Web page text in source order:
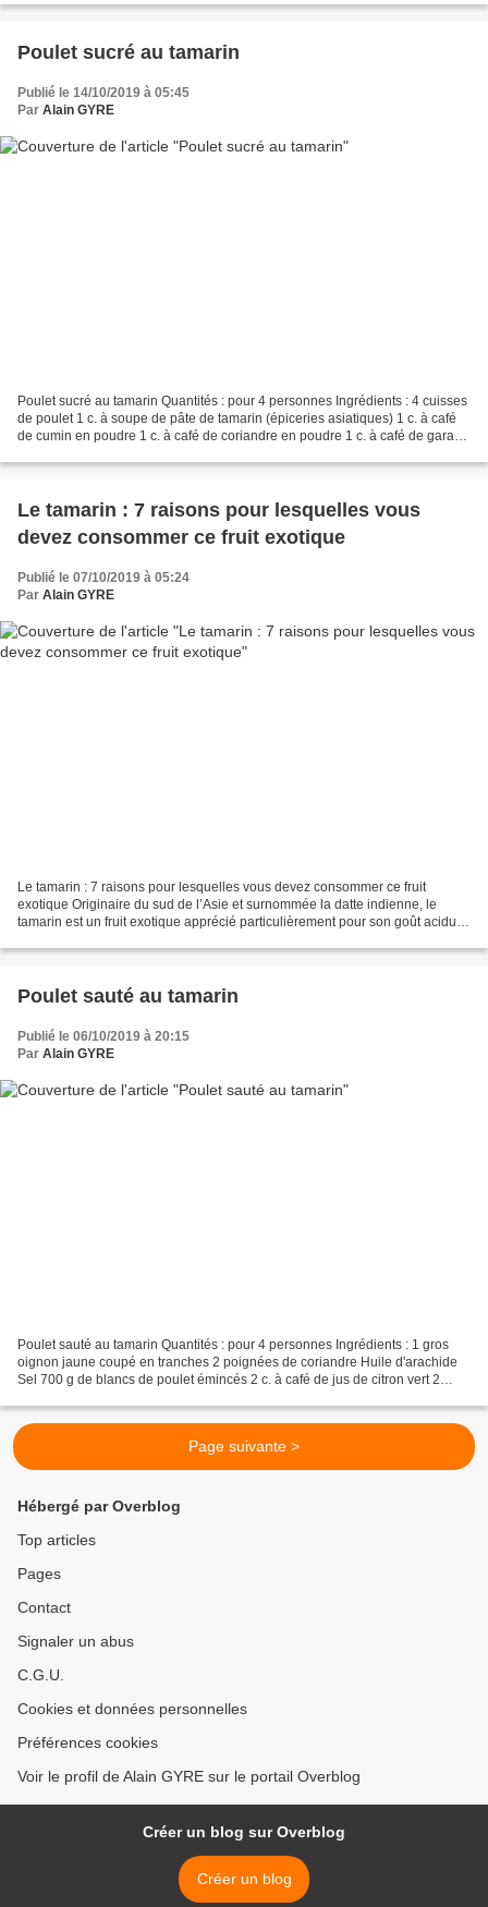
Poulet sucré au tamarin
Publié le 14/10/2019 à 05:45
Par Alain GYRE
Poulet sucré au tamarin Quantités : pour 4 personnes Ingrédients : 4 cuisses
de poulet 1 c. à soupe de pâte de tamarin (épiceries asiatiques) 1 c. à café
de cumin en poudre 1 c. à café de coriandre en poudre 1 c. à café de garam
Le tamarin : 7 raisons pour lesquelles vous
devez consommer ce fruit exotique
Publié le 07/10/2019 à 05:24
Par Alain GYRE
Le tamarin : 7 raisons pour lesquelles vous devez consommer ce fruit
exotique Originaire du sud de l’Asie et surnommée la datte indienne, le
tamarin est un fruit exotique apprécié particulièrement pour son goût acidulé.
Poulet sauté au tamarin
Publié le 06/10/2019 à 20:15
Par Alain GYRE
Poulet sauté au tamarin Quantités : pour 4 personnes Ingrédients : 1 gros
oignon jaune coupé en tranches 2 poignées de coriandre Huile d'arachide
Sel 700 g de blancs de poulet émincés 2 c. à café de jus de citron vert 2
Page suivante >
Hébergé par Overblog
Top articles
Pages
Contact
Signaler un abus
C.G.U.
Cookies et données personnelles
Préférences cookies
Voir le profil de Alain GYRE sur le portail Overblog
Créer un blog sur Overblog
Créer un blog